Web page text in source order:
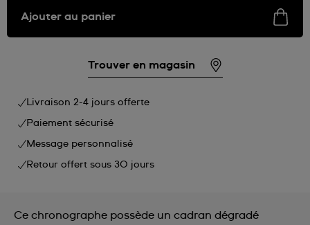
Ajouter au panier
Trouver en magasin
Livraison 2-4 jours offerte
Paiement sécurisé
Message personnalisé
Retour offert sous 30 jours
Ce chronographe possède un cadran dégradé